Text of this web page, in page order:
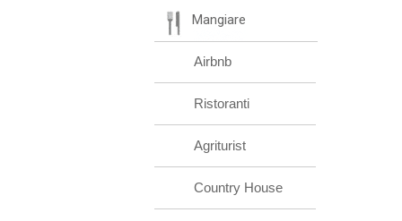
Mangiare
Airbnb
Ristoranti
Agriturist
Country House